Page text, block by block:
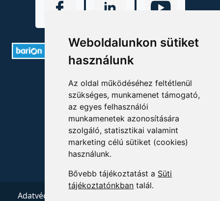
Weboldalunkon sütiket
használunk
Az oldal működéséhez feltétlenül
szükséges, munkamenet támogató,
az egyes felhasználói
munkamenetek azonosítására
szolgáló, statisztikai valamint
marketing célú sütiket (cookies)
használunk.
Bővebb tájékoztatást a Süti
tájékoztatónkban talál.
ELÉRHETŐSÉGEK
+36 1 880 7600
info@mprx.hu
Adatvédelem